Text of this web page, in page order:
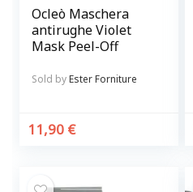
Ocleò Maschera
antirughe Violet
Mask Peel-Off
Sold byEster Forniture
11,90 €